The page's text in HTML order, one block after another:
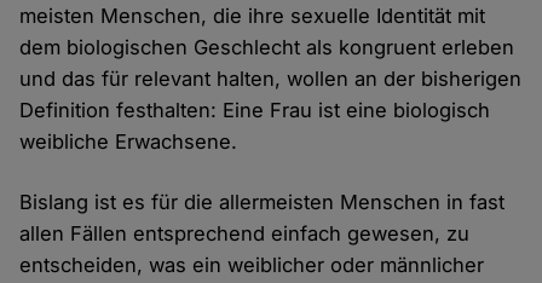
meisten Menschen, die ihre sexuelle Identität mit
dem biologischen Geschlecht als kongruent erleben
und das für relevant halten, wollen an der bisherigen
Definition festhalten: Eine Frau ist eine biologisch
weibliche Erwachsene.
Bislang ist es für die allermeisten Menschen in fast
allen Fällen entsprechend einfach gewesen, zu
entscheiden, was ein weiblicher oder männlicher